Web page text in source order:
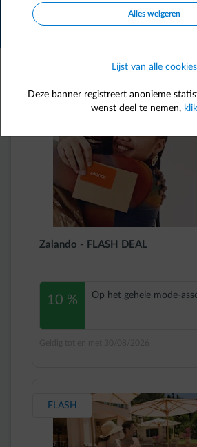
Zalando - FLASH DEAL
10 % Op het gehele mode-
FLASH
Alles weigeren
Lijst van alle cookies
Deze banner registreert anonieme
wenst deel te nemen,